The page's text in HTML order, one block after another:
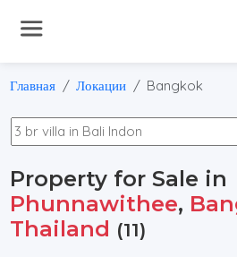
Главная Локации Bangkok
Property for Sale in
Phunnawithee,
Thailand (11)